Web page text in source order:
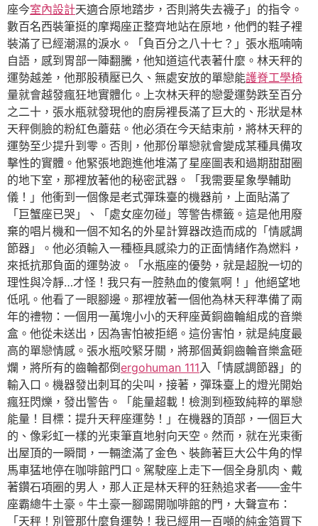
座今室內設計天適合原地踏步，否則將失去襪子」的指令。
數百名西裝筆挺的摩羯座正整齊地站在原地，他們的鞋子裡
裝滿了已經潮濕的淚水。「負百分之八十七？」張水瓶喃喃
自語，感到胃部一陣翻騰，他知道這代表著什麼。林天秤的
運勢越差，他那股積壓已久、無處安放的單戀能護脊工學椅
量就會越發瘋狂地實體化。上次林天秤的戀愛運勢跌至百分
之二十，張水瓶就發現他的廚房裡長滿了巨大的、形狀是林
天秤側臉的粉紅色蘑菇。他必須在今天結束前，將林天秤的
運勢至少提升到零。否則，他那份單戀就會變成某種具備攻
擊性的實體。他緊張地跑進他堆滿了星座圖表和過期甜甜圈
的地下室，那裡放著他的秘密武器。「我需要星象學輔助
儀！」他衝到一個像是老式彈珠臺的機器前，上面貼滿了
「巨蟹座已哭」、「處女座勿碰」等警告標籤。這是他用廢
棄的唱片機和一個不知名的外星計算器改造而成的「情感調
節器」。他必須輸入一種極具感染力的正面情緒作為燃料，
來抵抗那負面的運勢波。「水瓶座的優勢，就是超脫一切的
理性與冷靜…才怪！我只有一腔熱血的傻氣啊！」他絕望地
低吼。他看了一眼腳邊。那裡放著一個他為林天秤準備了兩
年的禮物：一個用一萬塊小小的天秤座黃銅齒輪組成的音樂
盒。他從未送出，因為害怕被拒絕。這份害怕，就是純度最
高的單戀情感。張水瓶咬緊牙關，將那個黃銅齒輪音樂盒砸
爛，將所有的齒輪都倒ergohuman 111 入「情感調節器」的
輸入口。機器發出刺耳的尖叫，接著，彈珠臺上的燈光開始
瘋狂閃爍，發出警告。「能量超載！檢測到極致純粹的單戀
能量！目標：提升天秤座運勢！」在機器的頂部，一個巨大
的、像彩虹一樣的光束筆直地射向天空。然而，就在光束衝
出屋頂的一瞬間，一輛塗滿了金色、裝飾著巨大公牛角的悍
馬車猛地停在咖啡館門口。駕駛座上走下一個全身肌肉、戴
著鑽石項圈的男人，那人正是林天秤的狂熱追求者——金牛
座霸總牛土豪。牛土豪一腳踢開咖啡館的門，大聲宣布：
「天秤！別管那什麼負運勢！我已經用一百噸的純金箔買下